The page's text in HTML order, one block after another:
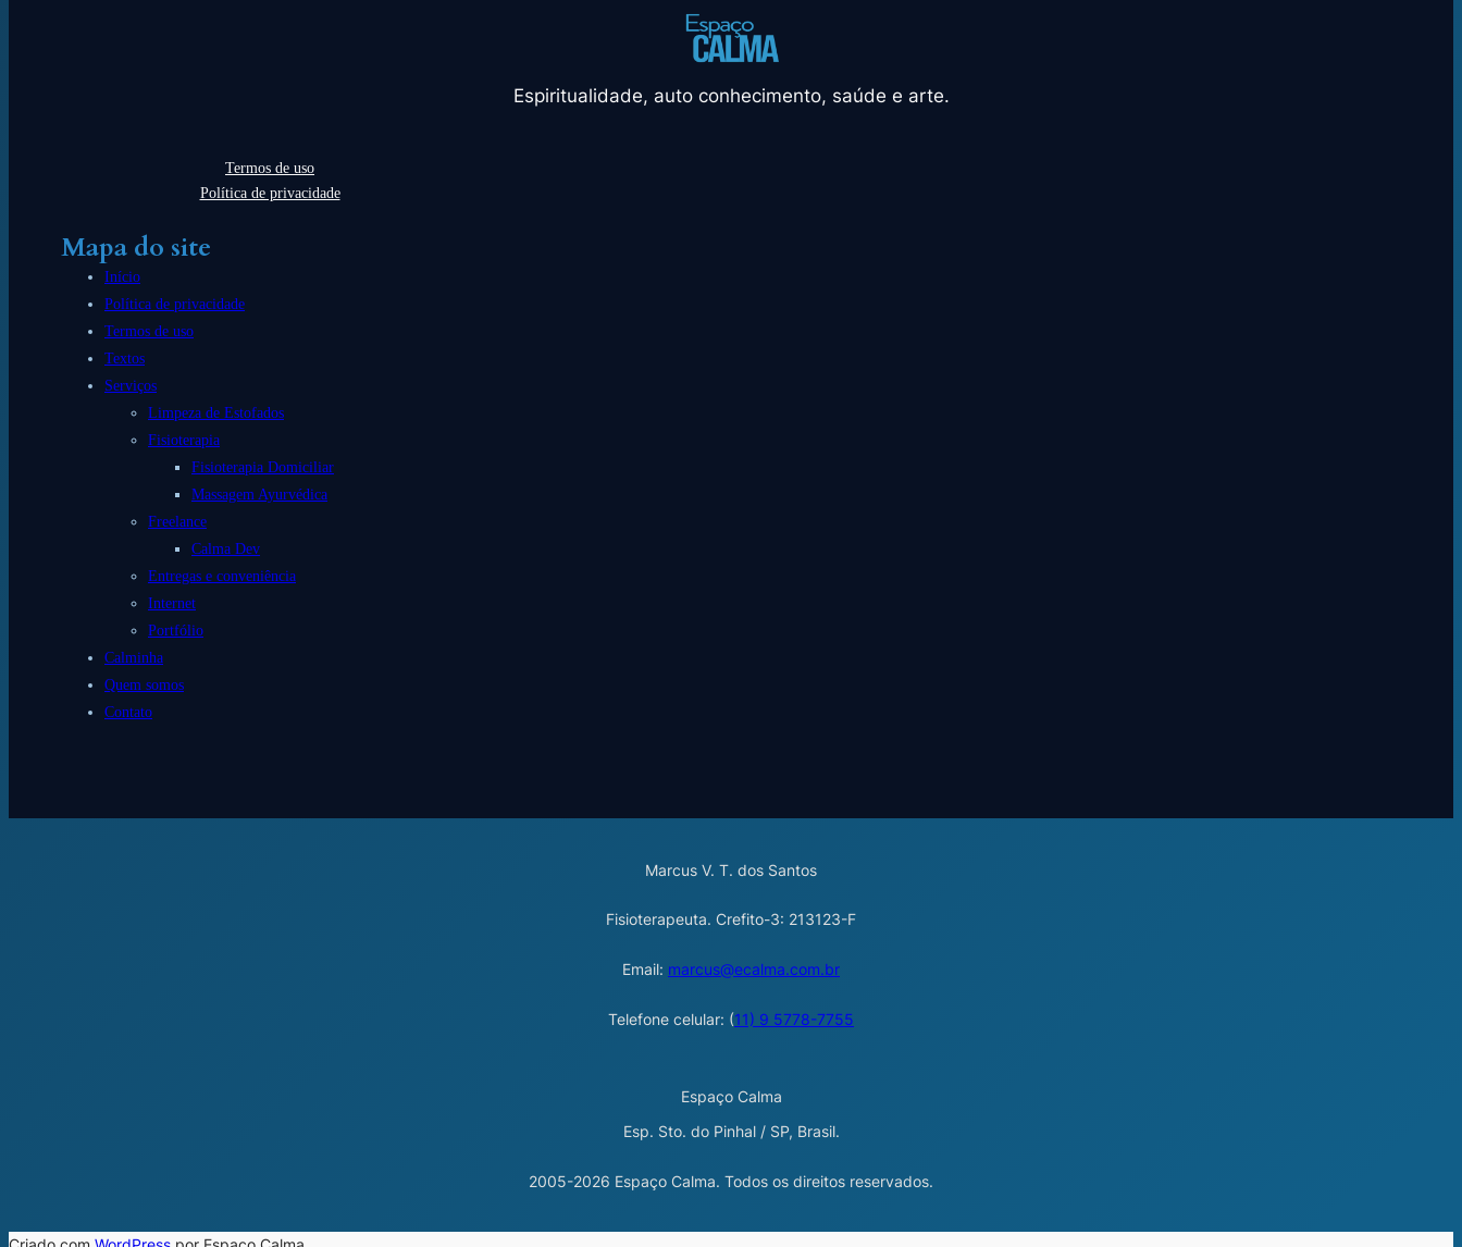
Espiritualidade, auto conhecimento, saúde e arte.
Termos de uso
Política de privacidade
Mapa do site
Início
Política de privacidade
Termos de uso
Textos
Serviços
Limpeza de Estofados
Fisioterapia
Fisioterapia Domiciliar
Massagem Ayurvédica
Freelance
Calma Dev
Entregas e conveniência
Internet
Portfólio
Calminha
Quem somos
Contato
Marcus V. T. dos Santos
Fisioterapeuta. Crefito-3: 213123-F
Email: marcus@ecalma.com.br
Telefone celular: (11) 9 5778-7755
Espaço Calma
Esp. Sto. do Pinhal / SP, Brasil.
2005-2026 Espaço Calma. Todos os direitos reservados.